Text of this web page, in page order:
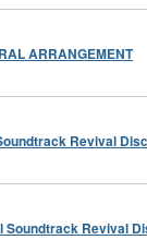
ARRANGEMENT
Revival Disc
Soundtrack Revival